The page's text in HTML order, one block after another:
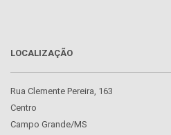
LOCALIZAÇÃO
Rua Clemente Pereira, 163
Centro
Campo Grande/MS